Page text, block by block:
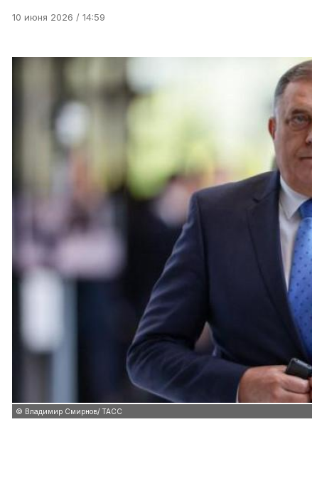
10 июня 2026 / 14:59
© Владимир Смирнов/ ТАСС